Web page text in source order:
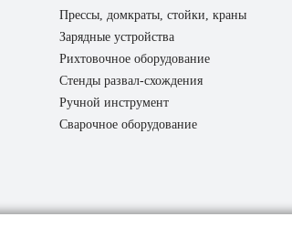
Прессы, домкраты, стойки, краны
Зарядные устройства
Рихтовочное оборудование
Стенды развал-схождения
Ручной инструмент
Сварочное оборудование